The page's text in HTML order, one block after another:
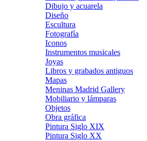
Dibujo y acuarela
Diseño
Escultura
Fotografía
Iconos
Instrumentos musicales
Joyas
Libros y grabados antiguos
Mapas
Meninas Madrid Gallery
Mobiliario y lámparas
Objetos
Obra gráfica
Pintura Siglo XIX
Pintura Siglo XX